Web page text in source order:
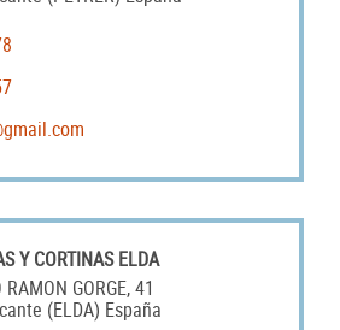
Y CORTINAS ELDA
RAMON GORGE, 41
(ELDA) España